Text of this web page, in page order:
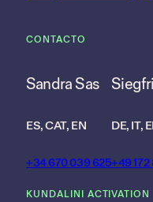
CONTACTO
Sandra Sas
ES, CAT, EN
+34 670 039 625
DE, IT,
+49
KUNDALINI ACTIVATION